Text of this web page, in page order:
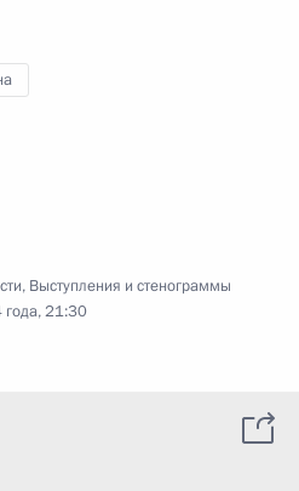
, Выступления и стенограммы
21:30